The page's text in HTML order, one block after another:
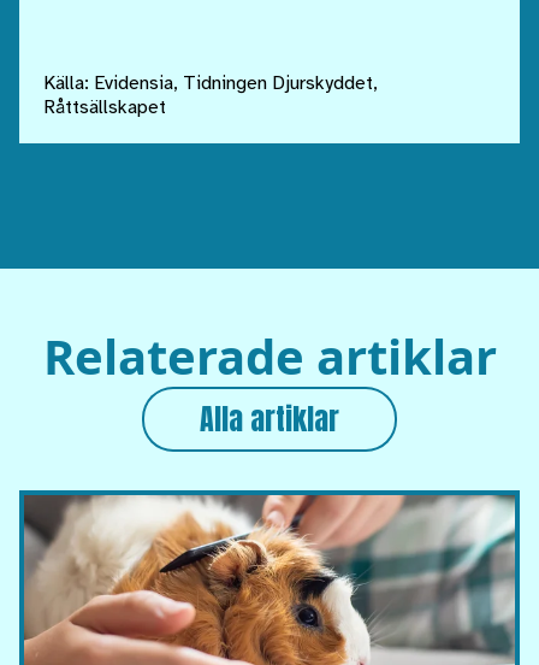
Källa: Evidensia, Tidningen Djurskyddet,
Råttsällskapet
Relaterade artiklar
Alla artiklar